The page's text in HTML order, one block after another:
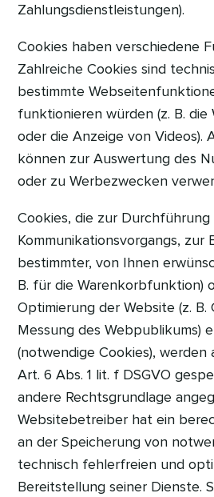
Zahlungsdienstleistungen).
Cookies haben verschiedene
Zahlreiche Cookies sind
bestimmte
funktionieren würden (z. B.
oder die Anzeige von Videos).
können zur Auswertung des
oder zu Werbezwecken
Cookies, die zur
Kommunikationsvorgangs, zur
bestimmter, von Ihnen
B. für die Warenkorbfunktion)
Optimierung der Website (z. B.
Messung des Webpublikums)
(notwendige Cookies), werden
Art. 6 Abs. 1 lit. f DSGVO
andere Rechtsgrundlage
Websitebetreiber hat ein
an der Speicherung von
technisch fehlerfreien und
Bereitstellung seiner Dienste.